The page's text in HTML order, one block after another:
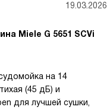
19.03.2026
Miele G 5651 SCVi
на 14
(45 дБ) и
для лучшей сушки,